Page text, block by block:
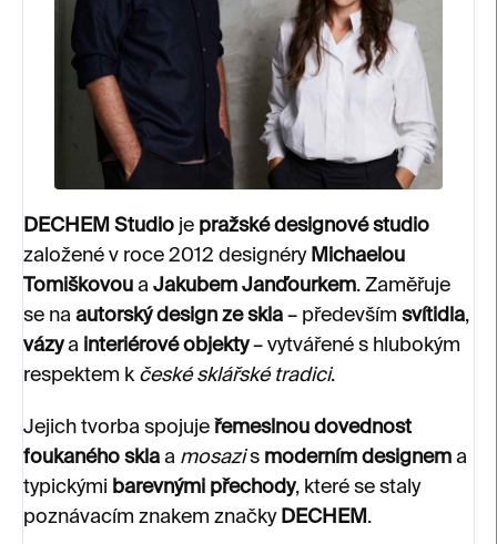
DECHEM Studio je pražské designové studio
založené v roce 2012 designéry Michaelou
Tomiškovou a Jakubem Janďourkem. Zaměřuje
se na autorský design ze skla – především svítidla,
vázya interiérové objekty– vytvářené s hlubokým
respektem k české sklářské tradici.
Jejich tvorba spojuje řemeslnou dovednost
foukaného skla a mosazis moderním designem a
typickými barevnými přechody, které se staly
poznávacím znakem značky DECHEM .